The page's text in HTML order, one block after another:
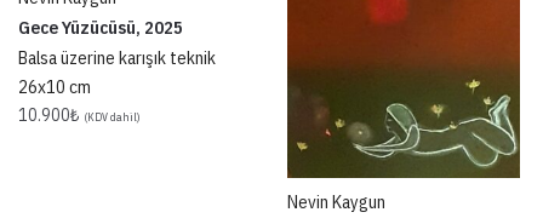
Gece Yüzücüsü, 2025
Balsa üzerine karışık teknik
26x10 cm
10.900₺ (KDV dahil)
Nevin Kaygun